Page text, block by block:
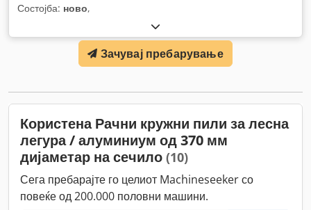
Состојба: ново,
Зачувај пребарување
Користена Рачни кружни пили за лесна
легура / алуминиум од 370 мм
дијаметар на сечило (10)
Сега пребарајте го целиот Machineseeker со
повеќе од 200.000 половни машини.